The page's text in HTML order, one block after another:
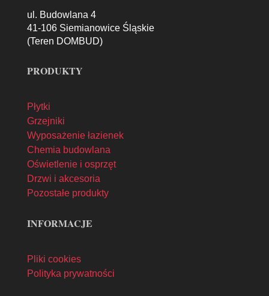
ul. Budowlana 4
41-106 Siemianowice Śląskie
(Teren DOMBUD)
PRODUKTY
Płytki
Grzejniki
Wyposażenie łazienek
Chemia budowlana
Oświetlenie i osprzęt
Drzwi i akcesoria
Pozostałe produkty
INFORMACJE
Pliki cookies
Polityka prywatności